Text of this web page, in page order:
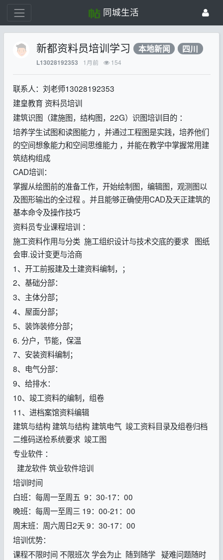
同城生活
新都资料员培训学习 本地新闻 四川
L13028192353 1月前 154
联系人：刘老师13028192353
建皇教育 资料员培训
建筑识图（建施图，结构图，22G）识图培训目的 ：
培养学生试图和读图能力 ，并通过工程图是实践，培养他们
的空间想象能力和空间思维能力 ，并能在教学中掌握常用建
筑结构组成
CAD培训：
掌握从绘图前的准备工作，开始绘制图，编辑图，观测图以
及图形输出的全过程 。并且能够正确使用CAD及天正建筑的
基本命令及操作技巧
资料员专业课程培训 ：
施工资料作用与分类 施工组织设计与技术交底的要求 图纸
会审.设计变更与洽商
1、开工前报建及土建资料编制，；
2、基础分部：
3、主体分部；
4、屋面分部；
5、装饰装修分部；
6. 分户，节能，保温
7、安装资料编制；
8、电气分部：
9、给排水：
10、竣工资料的编制，组卷
11、进档案馆资料编辑
建筑与结构 建筑与结构 建筑电气 竣工资料目录及组卷归档
二维码送检系统要求 竣工图
专业软件 ：
建龙软件 筑业软件培训
培训时间
白班：每周一至周五 9：30-17：00
晚班：每周一至周三 19：00-21：00
周末班：周六周日2天 9：30-17：00
培训优势：
课程不限时间 不限班次 学会为止 随到随学 疑难问题随时